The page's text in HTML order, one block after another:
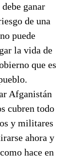
ganar
de una
puede
la vida de
que es
Afganistán
cubren todo
y militares
ahora y
hace en